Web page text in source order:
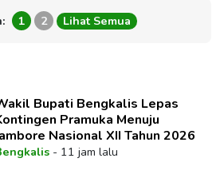
1 2 Lihat Semua
Bupati Bengkalis Lepas
Pramuka Menuju
Nasional XII Tahun 2026
- 11 jam lalu